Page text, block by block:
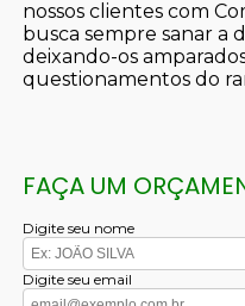
nossos clientes com
busca sempre sanar a
deixando-os
questionamentos do
FAÇA UM
Digite seu nome
Digite seu email